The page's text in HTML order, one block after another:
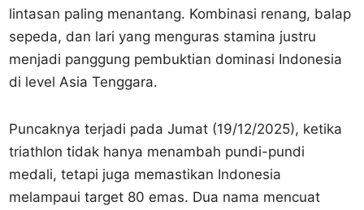
lintasan paling menantang. Kombinasi renang, balap
sepeda, dan lari yang menguras stamina justru
menjadi panggung pembuktian dominasi Indonesia
di level Asia Tenggara.
Puncaknya terjadi pada Jumat (19/12/2025), ketika
triathlon tidak hanya menambah pundi-pundi
medali, tetapi juga memastikan Indonesia
melampaui target 80 emas. Dua nama mencuat